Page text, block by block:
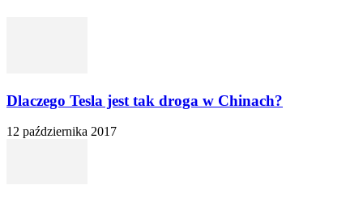
Dlaczego Tesla jest tak droga w Chinach?
12 października 2017